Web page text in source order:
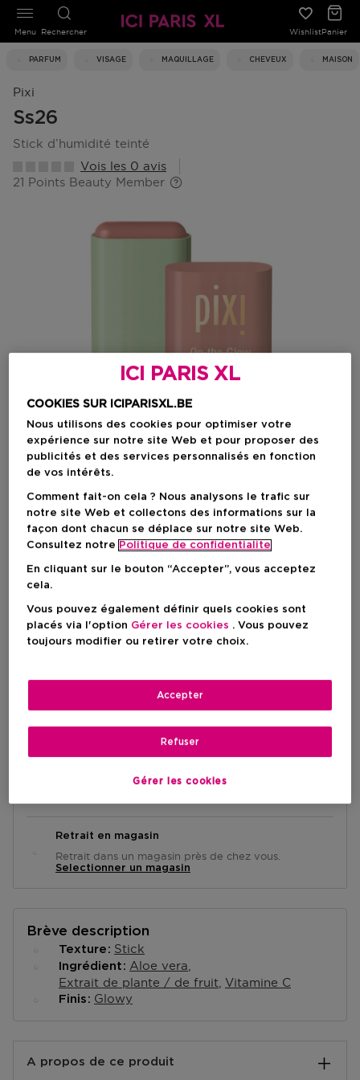
Rechercher WishlistPanier
PARFUM VISAGE MAQUILLAGE CHEVEUX MAISON
Menu
Pixi
Ss26
stick d’humidité teinté
Vois les 0 avis
21 Points Beauty Member
Choisissez votre couleur
Chantilly En stock
Prix promotionnel
21,68 €
AJOUTER AU PANIER
Livraison à domicile
Retrait en magasin
Retrait dans un magasin près de chez vous.
Selectionner un magasin
Brève description
Texture Stick
Ingrédient Aloe vera
Extrait de plante / de fruit Vitamine C
Finis Glowy
A propos de ce produit
ICI PARIS XL
COOKIES SUR ICIPARISXL.BE
Nous utilisons des cookies pour optimiser votre
expérience sur notre site Web et pour proposer des
publicités et des services personnalisés en fonction
de vos intérêts.
Comment fait-on cela ? Nous analysons le trafic sur
notre site Web et collectons des informations sur la
façon dont chacun se déplace sur notre site Web.
Consultez notre Politique de confidentialite
En cliquant sur le bouton “Accepter”, vous acceptez
cela.
Vous pouvez également définir quels cookies sont
placés via l'option Gérer les cookies . Vous pouvez
toujours modifier ou retirer votre choix.
Gérer les cookies
Refuser
Accepter